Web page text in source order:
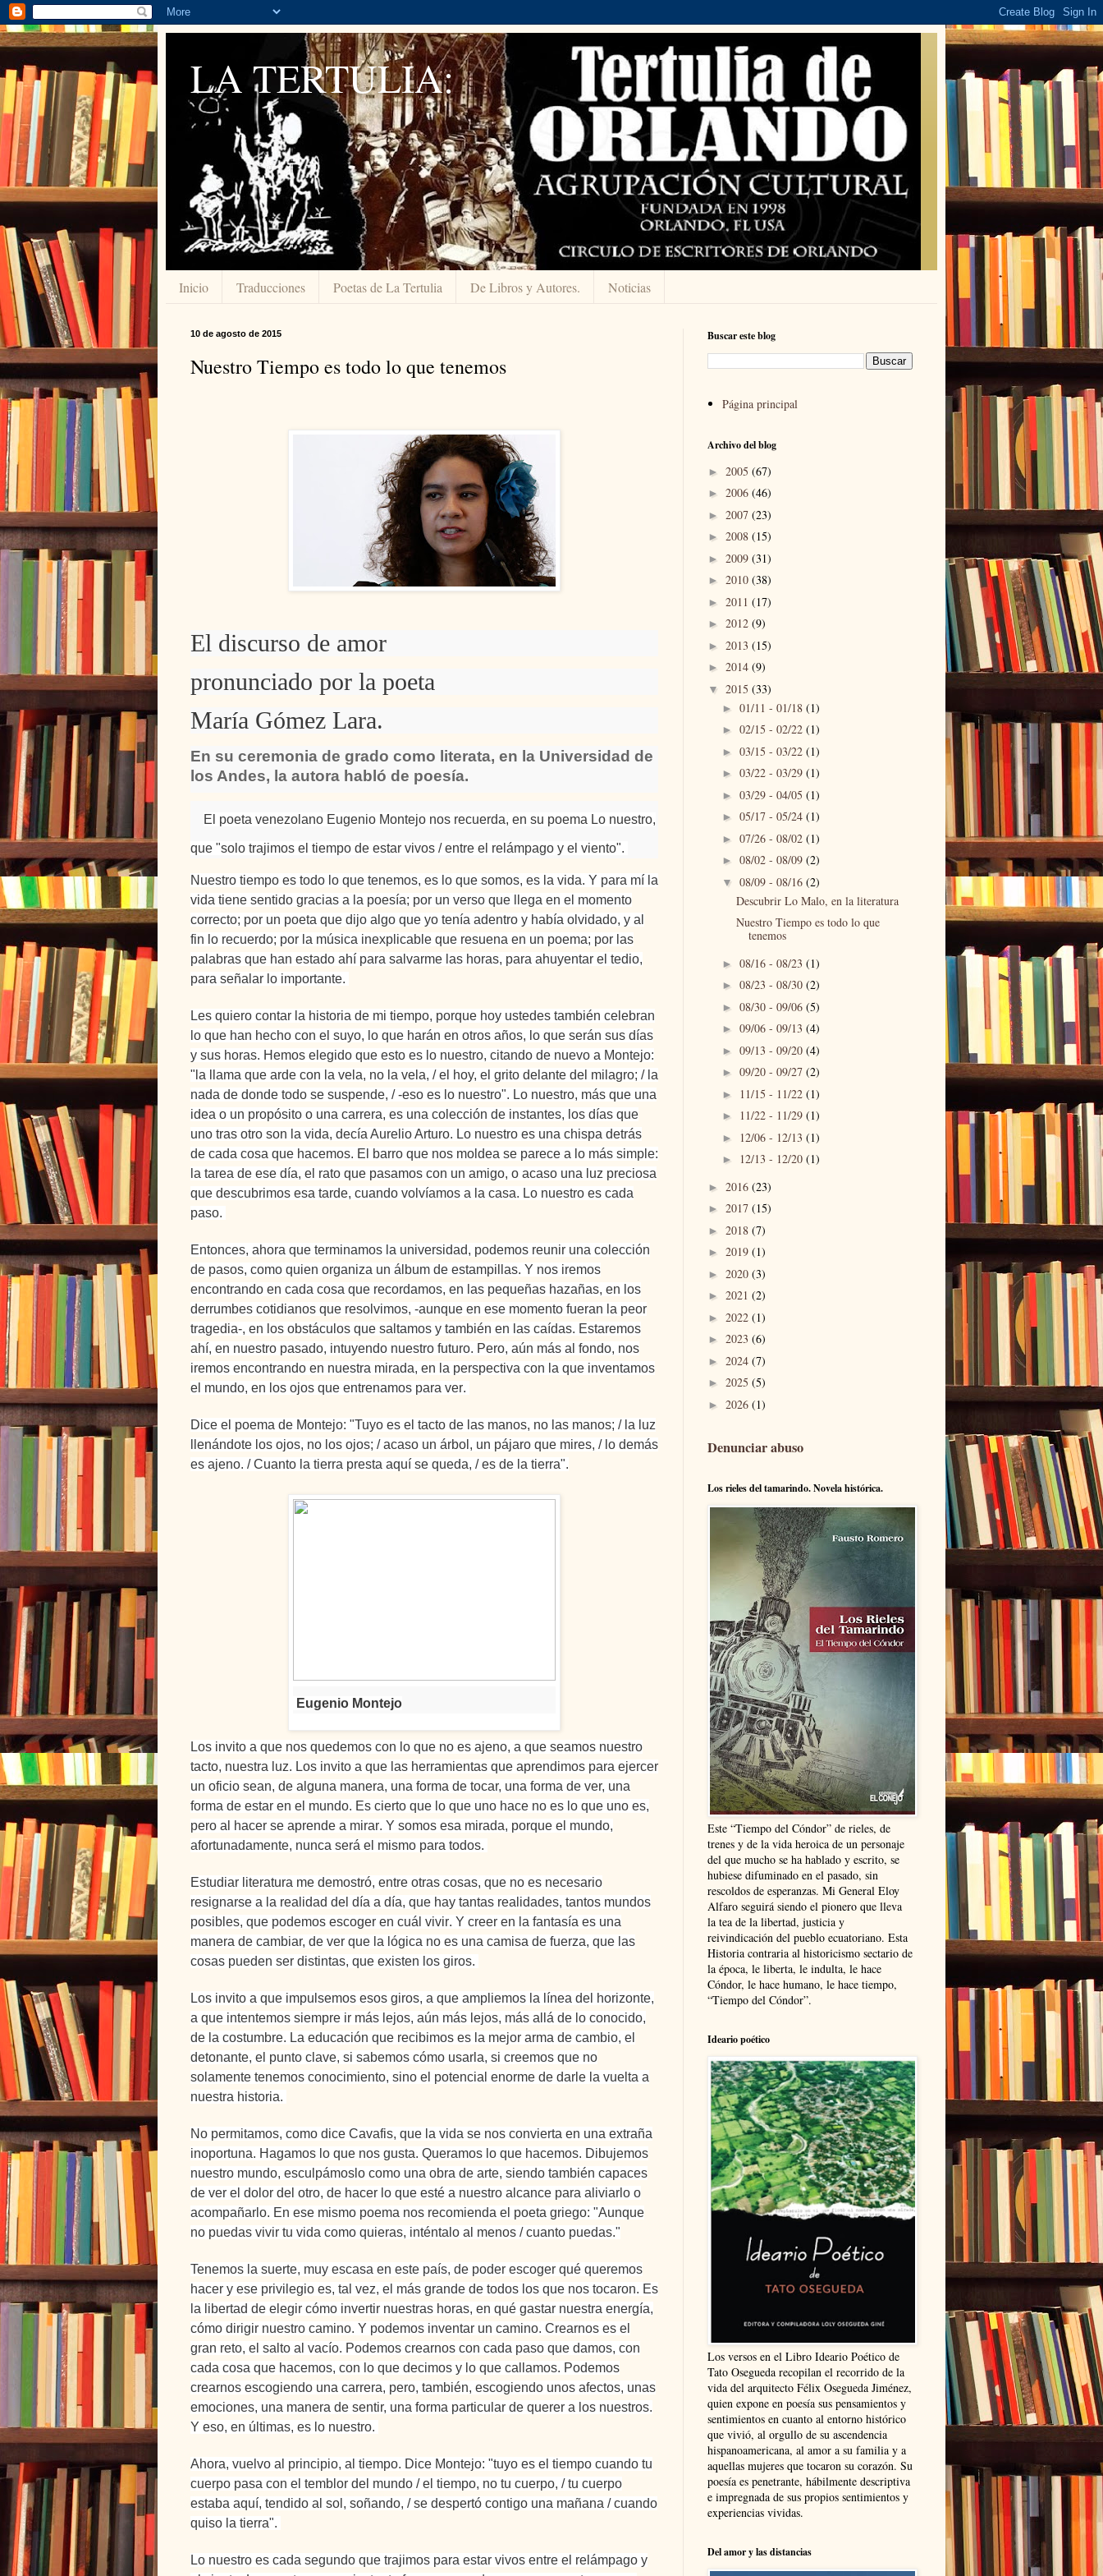
LA TERTULIA:
Inicio Traducciones Poetas de La Tertulia De Libros y Autores. Noticias
10 de agosto de 2015
Nuestro Tiempo es todo lo que tenemos
El discurso de amor
pronunciado por la poeta
María Gómez Lara.
En su ceremonia de grado como literata, en la Universidad de
los Andes, la autora habló de poesía.
El poeta venezolano Eugenio Montejo nos recuerda, en su poema Lo nuestro,
que "solo trajimos el tiempo de estar vivos / entre el relámpago y el viento".
Nuestro tiempo es todo lo que tenemos, es lo que somos, es la vida. Y para mí la
vida tiene sentido gracias a la poesía; por un verso que llega en el momento
correcto; por un poeta que dijo algo que yo tenía adentro y había olvidado, y al
fin lo recuerdo; por la música inexplicable que resuena en un poema; por las
palabras que han estado ahí para salvarme las horas, para ahuyentar el tedio,
para señalar lo importante.
Les quiero contar la historia de mi tiempo, porque hoy ustedes también celebran
lo que han hecho con el suyo, lo que harán en otros años, lo que serán sus días
y sus horas. Hemos elegido que esto es lo nuestro, citando de nuevo a Montejo:
"la llama que arde con la vela, no la vela, / el hoy, el grito delante del milagro; / la
nada de donde todo se suspende, / -eso es lo nuestro". Lo nuestro, más que una
idea o un propósito o una carrera, es una colección de instantes, los días que
uno tras otro son la vida, decía Aurelio Arturo. Lo nuestro es una chispa detrás
de cada cosa que hacemos. El barro que nos moldea se parece a lo más simple:
la tarea de ese día, el rato que pasamos con un amigo, o acaso una luz preciosa
que descubrimos esa tarde, cuando volvíamos a la casa. Lo nuestro es cada
paso.
Entonces, ahora que terminamos la universidad, podemos reunir una colección
de pasos, como quien organiza un álbum de estampillas. Y nos iremos
encontrando en cada cosa que recordamos, en las pequeñas hazañas, en los
derrumbes cotidianos que resolvimos, -aunque en ese momento fueran la peor
tragedia-, en los obstáculos que saltamos y también en las caídas. Estaremos
ahí, en nuestro pasado, intuyendo nuestro futuro. Pero, aún más al fondo, nos
iremos encontrando en nuestra mirada, en la perspectiva con la que inventamos
el mundo, en los ojos que entrenamos para ver.
Dice el poema de Montejo: "Tuyo es el tacto de las manos, no las manos; / la luz
llenándote los ojos, no los ojos; / acaso un árbol, un pájaro que mires, / lo demás
es ajeno. / Cuanto la tierra presta aquí se queda, / es de la tierra".
Eugenio Montejo
Los invito a que nos quedemos con lo que no es ajeno, a que seamos nuestro
tacto, nuestra luz. Los invito a que las herramientas que aprendimos para ejercer
un oficio sean, de alguna manera, una forma de tocar, una forma de ver, una
forma de estar en el mundo. Es cierto que lo que uno hace no es lo que uno es,
pero al hacer se aprende a mirar. Y somos esa mirada, porque el mundo,
afortunadamente, nunca será el mismo para todos.
Estudiar literatura me demostró, entre otras cosas, que no es necesario
resignarse a la realidad del día a día, que hay tantas realidades, tantos mundos
posibles, que podemos escoger en cuál vivir. Y creer en la fantasía es una
manera de cambiar, de ver que la lógica no es una camisa de fuerza, que las
cosas pueden ser distintas, que existen los giros.
Los invito a que impulsemos esos giros, a que ampliemos la línea del horizonte,
a que intentemos siempre ir más lejos, aún más lejos, más allá de lo conocido,
de la costumbre. La educación que recibimos es la mejor arma de cambio, el
detonante, el punto clave, si sabemos cómo usarla, si creemos que no
solamente tenemos conocimiento, sino el potencial enorme de darle la vuelta a
nuestra historia.
No permitamos, como dice Cavafis, que la vida se nos convierta en una extraña
inoportuna. Hagamos lo que nos gusta. Queramos lo que hacemos. Dibujemos
nuestro mundo, esculpámoslo como una obra de arte, siendo también capaces
de ver el dolor del otro, de hacer lo que esté a nuestro alcance para aliviarlo o
acompañarlo. En ese mismo poema nos recomienda el poeta griego: "Aunque
no puedas vivir tu vida como quieras, inténtalo al menos / cuanto puedas."
Tenemos la suerte, muy escasa en este país, de poder escoger qué queremos
hacer y ese privilegio es, tal vez, el más grande de todos los que nos tocaron. Es
la libertad de elegir cómo invertir nuestras horas, en qué gastar nuestra energía,
cómo dirigir nuestro camino. Y podemos inventar un camino. Crearnos es el
gran reto, el salto al vacío. Podemos crearnos con cada paso que damos, con
cada cosa que hacemos, con lo que decimos y lo que callamos. Podemos
crearnos escogiendo una carrera, pero, también, escogiendo unos afectos, unas
emociones, una manera de sentir, una forma particular de querer a los nuestros.
Y eso, en últimas, es lo nuestro.
Ahora, vuelvo al principio, al tiempo. Dice Montejo: "tuyo es el tiempo cuando tu
cuerpo pasa con el temblor del mundo / el tiempo, no tu cuerpo, / tu cuerpo
estaba aquí, tendido al sol, soñando, / se despertó contigo una mañana / cuando
quiso la tierra".
Lo nuestro es cada segundo que trajimos para estar vivos entre el relámpago y
Buscar este blog
Página principal
Archivo del blog
► 2005 (67)
► 2006 (46)
► 2007 (23)
► 2008 (15)
► 2009 (31)
► 2010 (38)
► 2011 (17)
► 2012 (9)
► 2013 (15)
► 2014 (9)
▼ 2015 (33)
► 01/11 - 01/18 (1)
► 02/15 - 02/22 (1)
► 03/15 - 03/22 (1)
► 03/22 - 03/29 (1)
► 03/29 - 04/05 (1)
► 05/17 - 05/24 (1)
► 07/26 - 08/02 (1)
► 08/02 - 08/09 (2)
▼ 08/09 - 08/16 (2)
Descubrir Lo Malo, en la literatura
Nuestro Tiempo es todo lo que
tenemos
► 08/16 - 08/23 (1)
► 08/23 - 08/30 (2)
► 08/30 - 09/06 (5)
► 09/06 - 09/13 (4)
► 09/13 - 09/20 (4)
► 09/20 - 09/27 (2)
► 11/15 - 11/22 (1)
► 11/22 - 11/29 (1)
► 12/06 - 12/13 (1)
► 12/13 - 12/20 (1)
► 2016 (23)
► 2017 (15)
► 2018 (7)
► 2019 (1)
► 2020 (3)
► 2021 (2)
► 2022 (1)
► 2023 (6)
► 2024 (7)
► 2025 (5)
► 2026 (1)
Denunciar abuso
Los rieles del tamarindo. Novela histórica.
Este “Tiempo del Cóndor” de rieles, de
trenes y de la vida heroica de un personaje
del que mucho se ha hablado y escrito, se
hubiese difuminado en el pasado, sin
rescoldos de esperanzas. Mi General Eloy
Alfaro seguirá siendo el pionero que lleva
la tea de la libertad, justicia y
reivindicación del pueblo ecuatoriano. Esta
Historia contraria al historicismo sectario de
la época, le liberta, le indulta, le hace
Cóndor, le hace humano, le hace tiempo,
“Tiempo del Cóndor”.
Ideario poético
Los versos en el Libro Ideario Poético de
Tato Osegueda recopilan el recorrido de la
vida del arquitecto Félix Osegueda Jiménez,
quien expone en poesía sus pensamientos y
sentimientos en cuanto al entorno histórico
que vivió, al orgullo de su ascendencia
hispanoamericana, al amor a su familia y a
aquellas mujeres que tocaron su corazón. Su
poesía es penetrante, hábilmente descriptiva
e impregnada de sus propios sentimientos y
experiencias vividas.
Del amor y las distancias